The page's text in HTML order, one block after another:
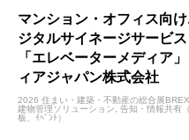
マンション・オフィス向
ジタルサイネージサービス
「エレベーターメディア
ィアジャパン株式会社
2026 住まい・建築・不動産の総合展
建物管理ソリューション
告知・情報共有
板、ｲﾍﾞﾝﾄ）